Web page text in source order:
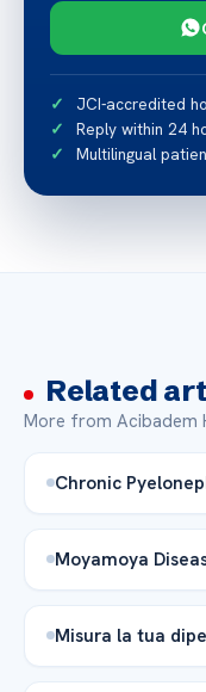
JCI-accredited
Reply within 24
Multilingual
Related
More from Acibadem
Chronic
Moyamoya
Misura la tua